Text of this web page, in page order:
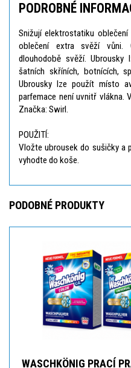
PODROBNÉ
Snižují elektrostatiku oblečení
oblečení extra svěží vůni.
dlouhodobě svěží.
šatních skříních, botnících,
Ubrousky lze použít místo
parfemace není uvnitř vlákna.
Značka: Swirl.
POUŽITÍ:
Vložte ubrousek do sušičky a
vyhodte do koše.
PODOBNÉ PRODUKTY
WASCHKÖNIG PRACÍ